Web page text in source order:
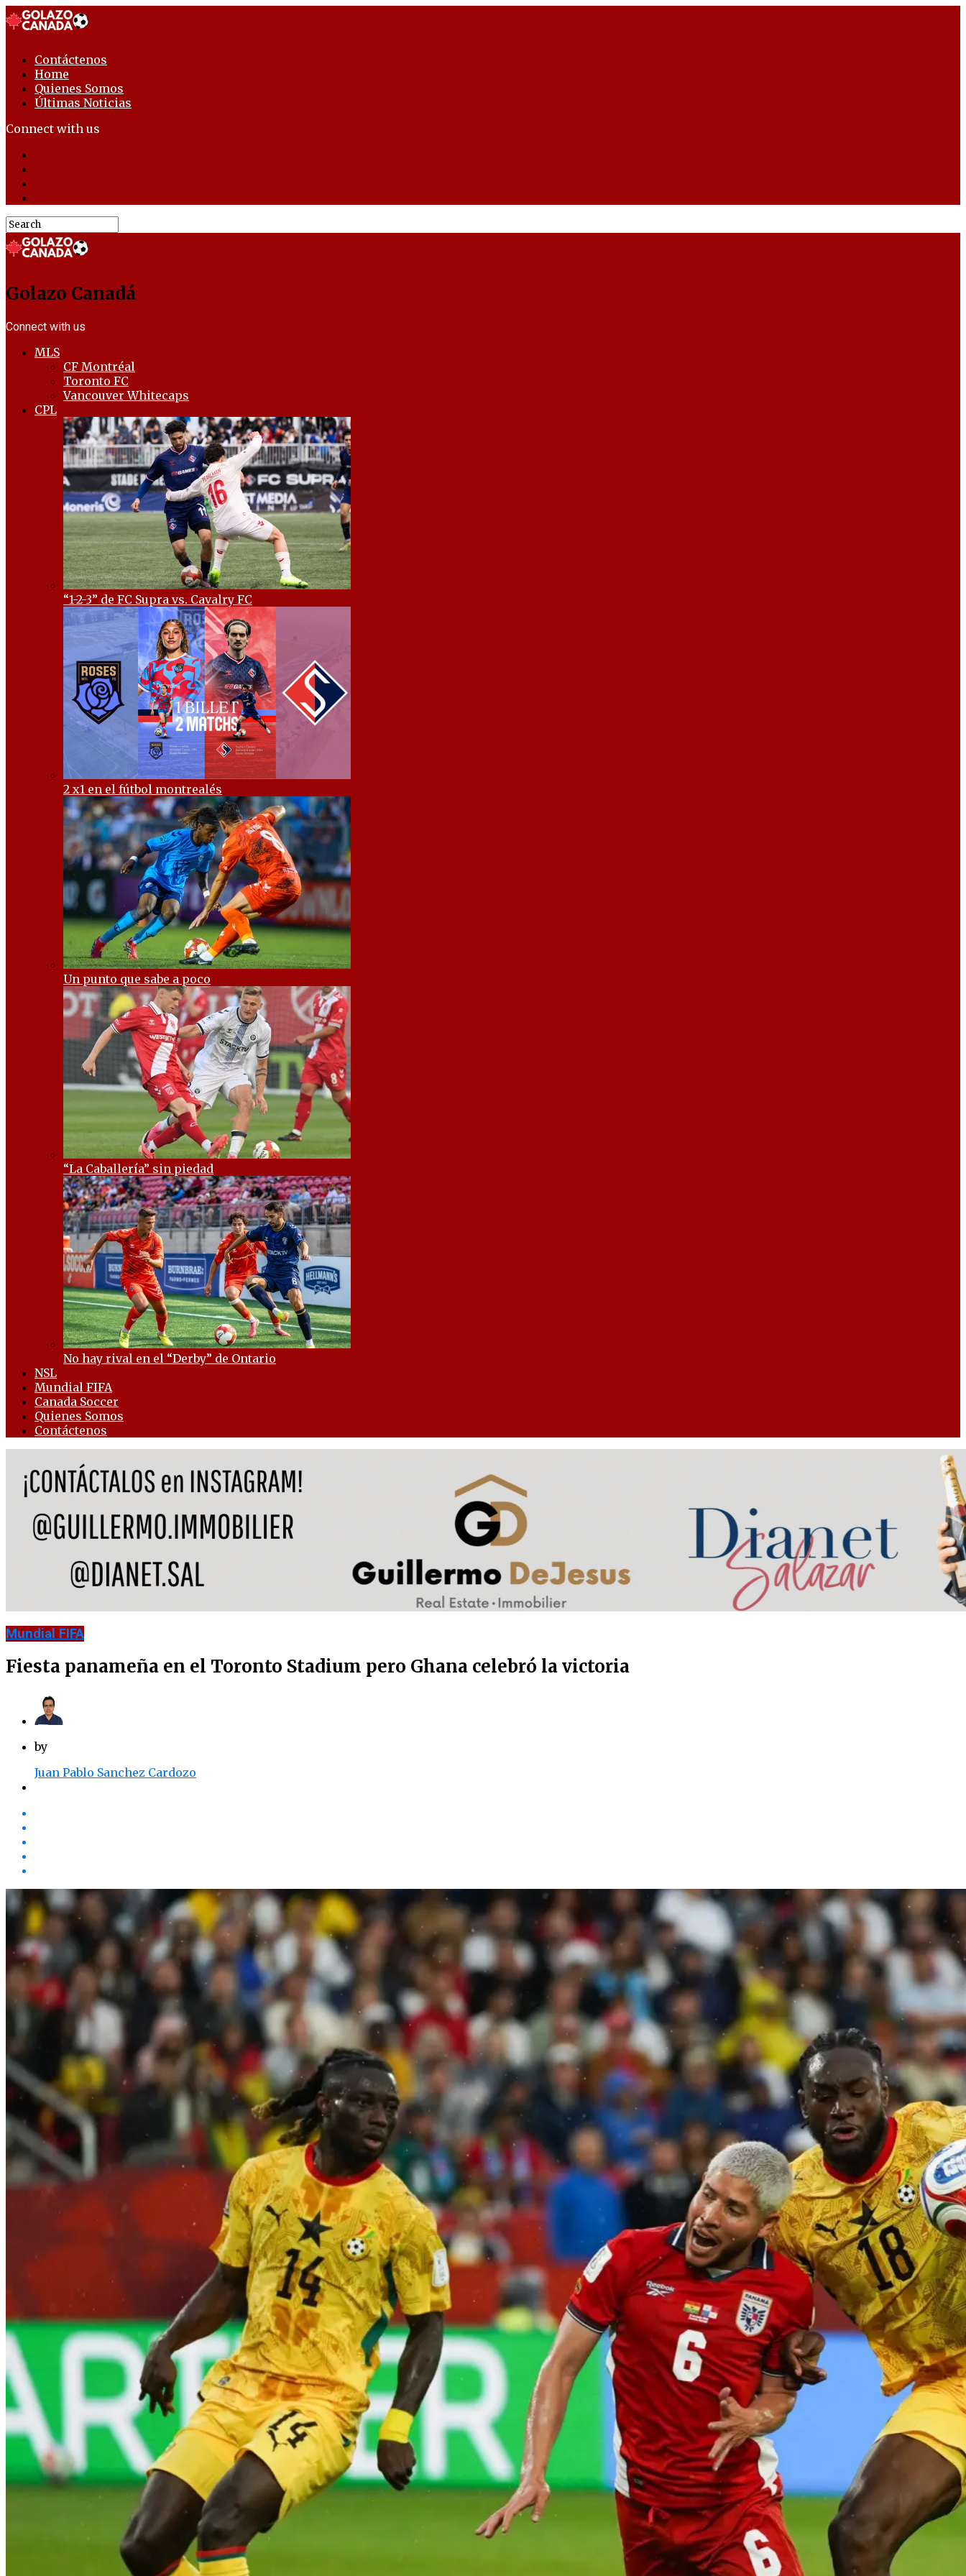
Contáctenos
Home
Quienes Somos
Últimas Noticias
Connect with us
Golazo Canadá
Connect with us
MLS
CF Montréal
Toronto FC
Vancouver Whitecaps
CPL
“1-2-3” de FC Supra vs. Cavalry FC
2 x1 en el fútbol montrealés
Un punto que sabe a poco
“La Caballería” sin piedad
No hay rival en el “Derby” de Ontario
NSL
Mundial FIFA
Canada Soccer
Quienes Somos
Contáctenos
Mundial FIFA
Fiesta panameña en el Toronto Stadium pero Ghana celebró la victoria
by
Juan Pablo Sanchez Cardozo